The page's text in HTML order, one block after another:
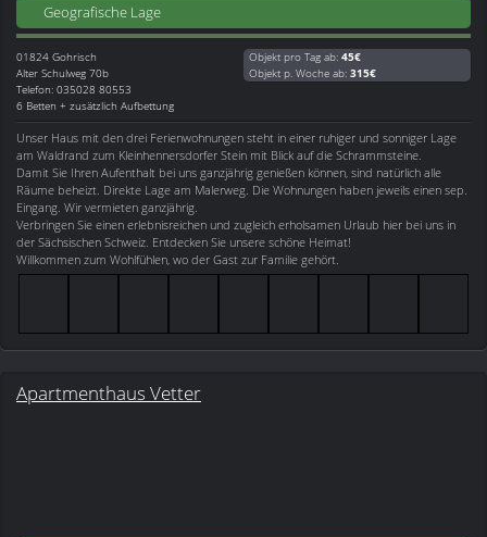
Geografische Lage
01824 Gohrisch
Alter Schulweg 70b
Telefon: 035028 80553
6 Betten + zusätzlich Aufbettung
Objekt pro Tag ab: 45€
Objekt p. Woche ab: 315€
Unser Haus mit den drei Ferienwohnungen steht in einer ruhiger und sonniger Lage
am Waldrand zum Kleinhennersdorfer Stein mit Blick auf die Schrammsteine.
Damit Sie Ihren Aufenthalt bei uns ganzjährig genießen können, sind natürlich alle
Räume beheizt. Direkte Lage am Malerweg. Die Wohnungen haben jeweils einen sep.
Eingang. Wir vermieten ganzjährig.
Verbringen Sie einen erlebnisreichen und zugleich erholsamen Urlaub hier bei uns in
der Sächsischen Schweiz. Entdecken Sie unsere schöne Heimat!
Willkommen zum Wohlfühlen, wo der Gast zur Familie gehört.
Apartmenthaus Vetter